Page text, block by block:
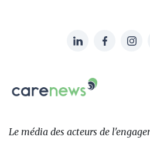
sur:
LinkedInFacebook
Carenews,
Le
des
Le média des acteurs de